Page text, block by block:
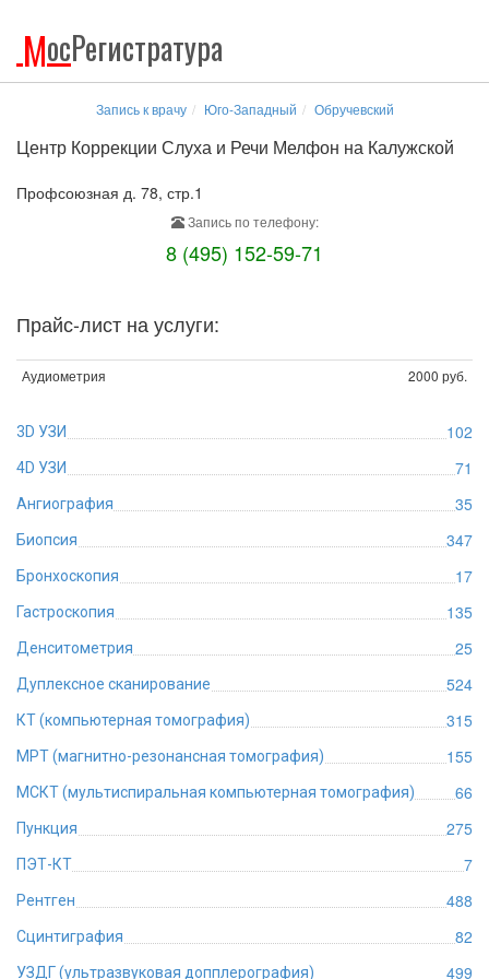
МосРегистратура
Запись к врачу Юго-Западный Обручевский
Центр Коррекции Слуха и Речи Мелфон на Калужской
Профсоюзная д. 78, стр.1
Запись по телефону:
8 (495) 152-59-71
Прайс-лист на услуги:
Аудиометрия 2000 руб.
3D УЗИ 102
4D УЗИ 71
Ангиография 35
Биопсия 347
Бронхоскопия 17
Гастроскопия 135
Денситометрия 25
Дуплексное сканирование 524
КТ (компьютерная томография) 315
МРТ (магнитно-резонансная томография) 155
МСКТ (мультиспиральная компьютерная томография) 66
Пункция 275
ПЭТ-КТ 7
Рентген 488
Сцинтиграфия 82
УЗДГ (ультразвуковая допплерография) 499